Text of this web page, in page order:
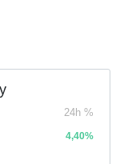
24h %
4,40%